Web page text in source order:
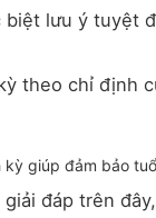
biệt lưu ý tuyệt
theo chỉ định
kỳ giúp đảm bảo
đáp trên